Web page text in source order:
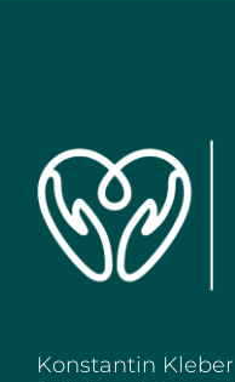
Konstantin Kleber